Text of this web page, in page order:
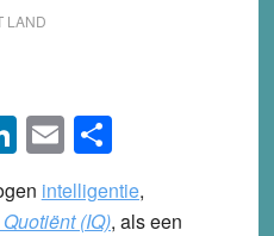
LAND
LinkedIn
EmailShare
intelligentie,
(IQ), als een